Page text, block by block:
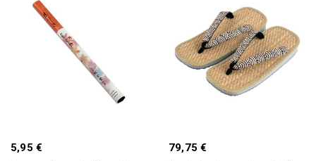
5,95 € 79,75 €